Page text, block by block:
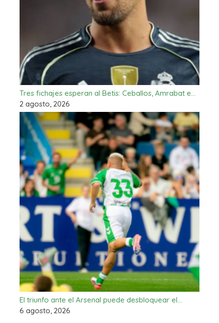
Tres fichajes esperan al Betis: Ceballos, Amrabat e…
2 agosto, 2026
El triunfo ante el Arsenal puede desbloquear el…
6 agosto, 2026